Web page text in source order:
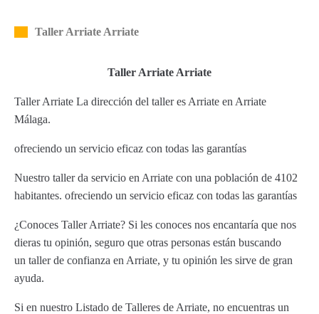
Taller Arriate Arriate
Taller Arriate Arriate
Taller Arriate La dirección del taller es Arriate en Arriate
Málaga.
ofreciendo un servicio eficaz con todas las garantías
Nuestro taller da servicio en Arriate con una población de 4102
habitantes. ofreciendo un servicio eficaz con todas las garantías
¿Conoces Taller Arriate? Si les conoces nos encantaría que nos
dieras tu opinión, seguro que otras personas están buscando
un taller de confianza en Arriate, y tu opinión les sirve de gran
ayuda.
Si en nuestro Listado de Talleres de Arriate, no encuentras un